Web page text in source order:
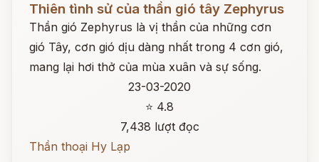
Thiên tình sử của thần gió tây Zephyrus
Thần gió Zephyrus là vị thần của những cơn
gió Tây, cơn gió dịu dàng nhất trong 4 cơn gió,
mang lại hơi thở của mùa xuân và sự sống.
23-03-2020
⭐ 4.8
7,438 lượt đọc
Thần thoại Hy Lạp